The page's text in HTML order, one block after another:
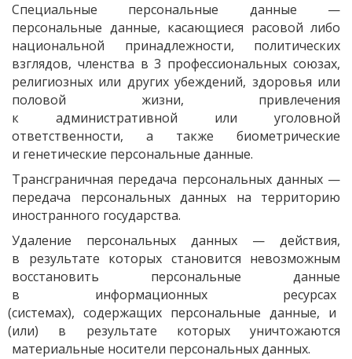
Специальные персональные данные —
персональные данные, касающиеся расовой либо
национальной принадлежности, политических
взглядов, членства в 3 профессиональных союзах,
религиозных или других убеждений, здоровья или
половой жизни, привлечения
к административной или уголовной
ответственности, а также биометрические
и генетические персональные данные.
Трансграничная передача персональных данных —
передача персональных данных на территорию
иностранного государства.
Удаление персональных данных — действия,
в результате которых становится невозможным
восстановить персональные данные
в информационных ресурсах
(системах), содержащих персональные данные, и
(или) в результате которых уничтожаются
материальные носители персональных данных.